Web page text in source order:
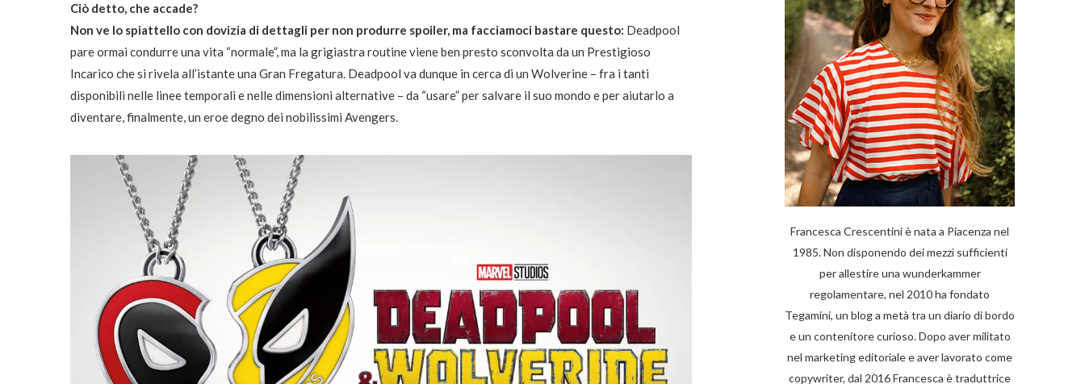
Ciò detto, che accade?
Non ve lo spiattello con dovizia di dettagli per non produrre spoiler, ma facciamoci bastare questo: Deadpool
pare ormai condurre una vita “normale”, ma la grigiastra routine viene ben presto sconvolta da un Prestigioso
Incarico che si rivela all’istante una Gran Fregatura. Deadpool va dunque in cerca di un Wolverine – fra i tanti
disponibili nelle linee temporali e nelle dimensioni alternative – da “usare” per salvare il suo mondo e per aiutarlo a
diventare, finalmente, un eroe degno dei nobilissimi Avengers.
Francesca Crescentini è nata a Piacenza nel
1985. Non disponendo dei mezzi sufficienti
per allestire una wunderkammer
regolamentare, nel 2010 ha fondato
Tegamini, un blog a metà tra un diario di bordo
e un contenitore curioso. Dopo aver militato
nel marketing editoriale e aver lavorato come
copywriter, dal 2016 Francesca è traduttrice